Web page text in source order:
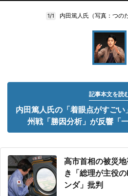
1/1 内田篤人氏（写真：つの
記事本文を読
内田篤人氏の「着眼点がすご
州戦「勝因分析」が反響「
高市首相の被災
き「総理が主役
ンダ」批判